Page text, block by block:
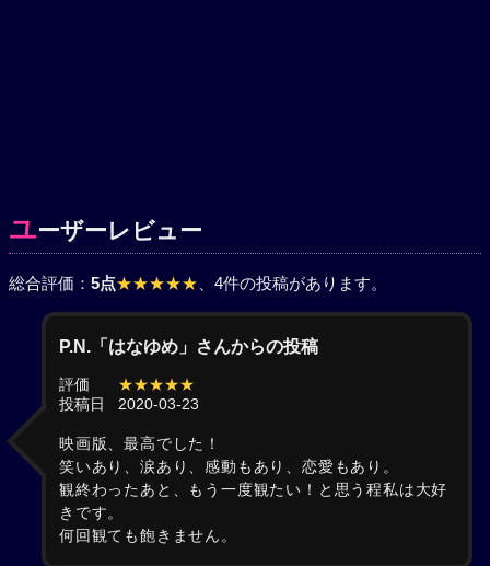
ユーザーレビュー
総合評価： 5点★★★★★ 、4件の投稿があります。
P.N.「はなゆめ」さんからの投稿
評価
★★★★★
投稿日
2020-03-23
映画版、最高でした！
笑いあり、涙あり、感動もあり、恋愛もあり。
観終わったあと、もう一度観たい！と思う程私は大好
きです。
何回観ても飽きません。